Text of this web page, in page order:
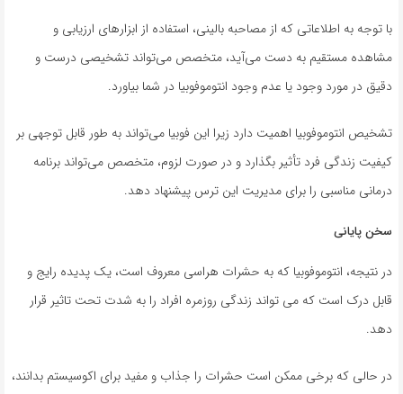
با توجه به اطلاعاتی که از مصاحبه بالینی، استفاده از ابزارهای ارزیابی و
مشاهده مستقیم به دست می‌آید، متخصص می‌تواند تشخیصی درست و
دقیق در مورد وجود یا عدم وجود انتوموفوبیا در شما بیاورد.
تشخیص انتوموفوبیا اهمیت دارد زیرا این فوبیا می‌تواند به طور قابل توجهی بر
کیفیت زندگی فرد تأثیر بگذارد و در صورت لزوم، متخصص می‌تواند برنامه
درمانی مناسبی را برای مدیریت این ترس پیشنهاد دهد.
سخن پایانی
در نتیجه، انتوموفوبیا که به حشرات هراسی معروف است، یک پدیده رایج و
قابل درک است که می تواند زندگی روزمره افراد را به شدت تحت تاثیر قرار
دهد.
در حالی که برخی ممکن است حشرات را جذاب و مفید برای اکوسیستم بدانند،